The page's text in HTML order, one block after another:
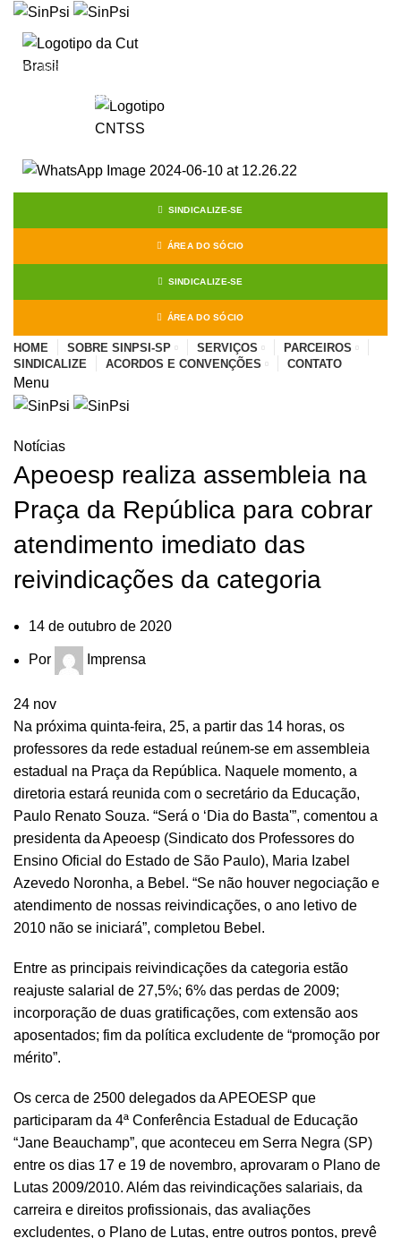
SINDICALIZE-SE
ÁREA DO SÓCIO
SINDICALIZE-SE
ÁREA DO SÓCIO
HOME SOBRE SINPSI-SP SERVIÇOS
PARCEIROS
SINDICALIZE
ACORDOS E CONVENÇÕES CONTATO
Menu
Notícias
Apeoesp realiza assembleia na
Praça da República para cobrar
atendimento imediato das
reivindicações da categoria
14 de outubro de 2020
Por Imprensa
24 nov
Na próxima quinta-feira, 25, a partir das 14 horas, os
professores da rede estadual reúnem-se em assembleia
estadual na Praça da República. Naquele momento, a
diretoria estará reunida com o secretário da Educação,
Paulo Renato Souza. “Será o ‘Dia do Basta'”, comentou a
presidenta da Apeoesp (Sindicato dos Professores do
Ensino Oficial do Estado de São Paulo), Maria Izabel
Azevedo Noronha, a Bebel. “Se não houver negociação e
atendimento de nossas reivindicações, o ano letivo de
2010 não se iniciará”, completou Bebel.
Entre as principais reivindicações da categoria estão
reajuste salarial de 27,5%; 6% das perdas de 2009;
incorporação de duas gratificações, com extensão aos
aposentados; fim da política excludente de “promoção por
mérito”.
Os cerca de 2500 delegados da APEOESP que
participaram da 4ª Conferência Estadual de Educação
“Jane Beauchamp”, que aconteceu em Serra Negra (SP)
entre os dias 17 e 19 de novembro, aprovaram o Plano de
Lutas 2009/2010. Além das reivindicações salariais, da
carreira e direitos profissionais, das avaliações
excludentes, o Plano de Lutas, entre outros pontos, prevê
Start typing to see posts you are looking for.